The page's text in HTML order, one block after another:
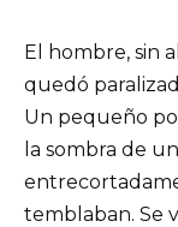
El hombre, sin
quedó
Un pequeño
la sombra de
temblaban. Se